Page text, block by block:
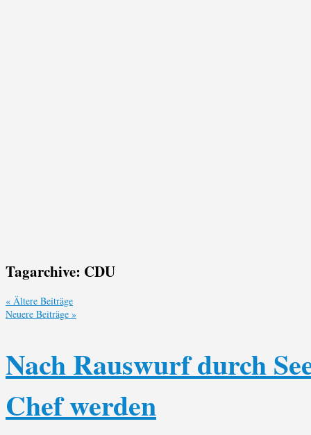
Tagarchive: CDU
« Ältere Beiträge
Neuere Beiträge »
Nach Rauswurf durch
Chef werden